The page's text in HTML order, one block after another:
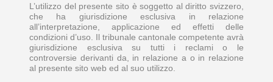
L’utilizzo del presente sito è soggetto al diritto svizzero,
che ha giurisdizione esclusiva in relazione
all’interpretazione, applicazione ed effetti delle
condizioni d’uso. Il tribunale cantonale competente avrà
giurisdizione esclusiva su tutti i reclami o le
controversie derivanti da, in relazione a o in relazione
al presente sito web ed al suo utilizzo.